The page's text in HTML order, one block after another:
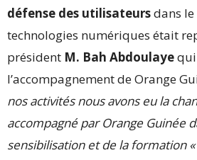
défense des utilisateursdans
technologies numériques était
président M. Bah Abdoulaye
l’accompagnement de Orange
nos activités nous avons eu la
accompagné par Orange Guinée
sensibilisation et de la formation «